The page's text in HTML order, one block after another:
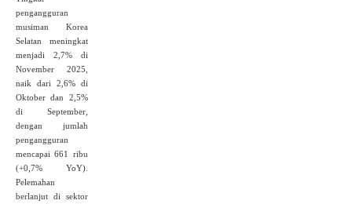
pengangguran
musiman Korea
Selatan meningkat
menjadi 2,7% di
November 2025,
naik dari 2,6% di
Oktober dan 2,5%
di September,
dengan jumlah
pengangguran
mencapai 661 ribu
(+0,7% YoY).
Pelemahan
berlanjut di sektor